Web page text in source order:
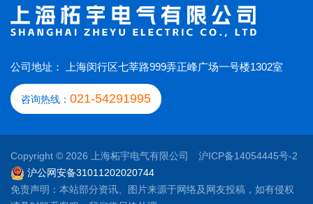
公司地址： 上海闵行区七莘路999弄正峰广场一号楼1302室
咨询热线： 021-54291995
Copyright © 2026 上海柘宇电气有限公司 沪ICP备14054445号-2
沪公网安备31011202020744
免责声明：本站部分资讯、图片来源于网络及网友投稿，如有侵权